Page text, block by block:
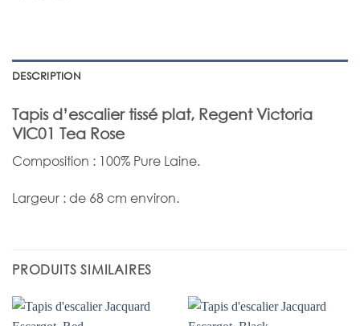
DESCRIPTION
Tapis d’escalier tissé plat, Regent Victoria
VIC01 Tea Rose
Composition : 100% Pure Laine.
Largeur : de 68 cm environ.
PRODUITS SIMILAIRES